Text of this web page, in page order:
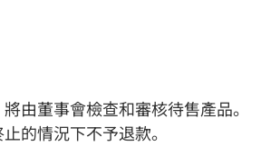
由董事會檢查和審核待售產品。
的情況下不予退款。